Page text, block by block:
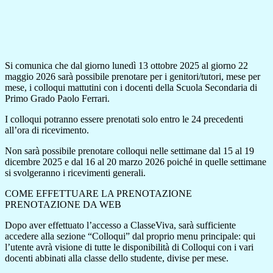
Si comunica che dal giorno lunedì 13 ottobre 2025 al giorno 22
maggio 2026 sarà possibile prenotare per i genitori/tutori, mese per
mese, i colloqui mattutini con i docenti della Scuola Secondaria di
Primo Grado Paolo Ferrari.
I colloqui potranno essere prenotati solo entro le 24 precedenti
all’ora di ricevimento.
Non sarà possibile prenotare colloqui nelle settimane dal 15 al 19
dicembre 2025 e dal 16 al 20 marzo 2026 poiché in quelle settimane
si svolgeranno i ricevimenti generali.
COME EFFETTUARE LA PRENOTAZIONE
PRENOTAZIONE DA WEB
Dopo aver effettuato l’accesso a ClasseViva, sarà sufficiente
accedere alla sezione “Colloqui” dal proprio menu principale: qui
l’utente avrà visione di tutte le disponibilità di Colloqui con i vari
docenti abbinati alla classe dello studente, divise per mese.